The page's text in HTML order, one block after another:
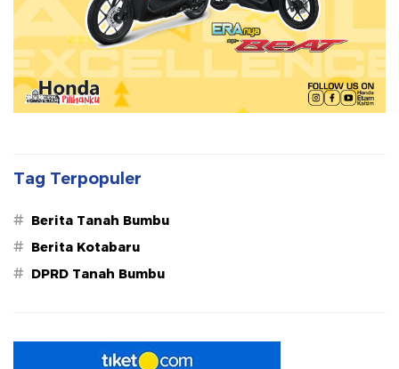
Tag Terpopuler
# Berita Tanah Bumbu
# Berita Kotabaru
# DPRD Tanah Bumbu